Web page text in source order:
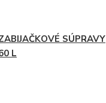
SÚPRAVY
L